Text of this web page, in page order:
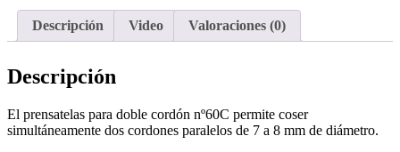
Descripción Video Valoraciones (0)
Descripción
El prensatelas para doble cordón nº60C permite coser
simultáneamente dos cordones paralelos de 7 a 8 mm de diámetro.